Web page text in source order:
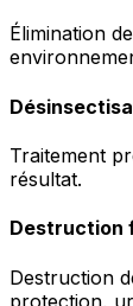
Élimination
Traitement
résultat.
Destruction
Destruction
protection,